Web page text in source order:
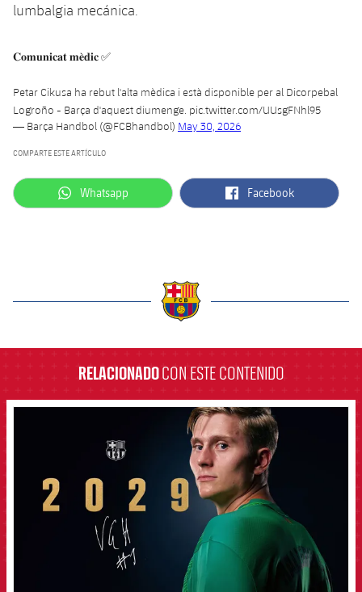
lumbalgia mecánica.
𝐂𝐨𝐦𝐮𝐧𝐢𝐜𝐚𝐭 𝐦𝐞̀𝐝𝐢𝐜 ✅
Petar Cikusa ha rebut l'alta mèdica i està disponible per al Dicorpebal
Logroño - Barça d'aquest diumenge. pic.twitter.com/UUsgFNhl95
— Barça Handbol (@FCBhandbol) May 30, 2026
COMPARTE ESTE ARTÍCULO
label.aria.whatsapp
Whatsapp label.aria.facebook
Facebook
RELACIONADOCON ESTE CONTENIDO
FCB Barcelona badge